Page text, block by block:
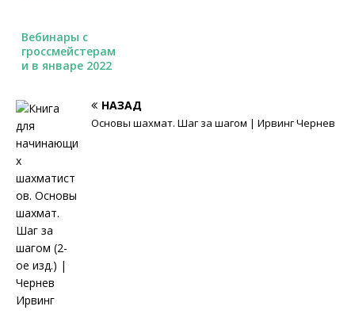
Вебинары с
гроссмейстерам
и в январе 2022
НАЗАД
Основы шахмат. Шаг за шагом | Ирвинг Чернев